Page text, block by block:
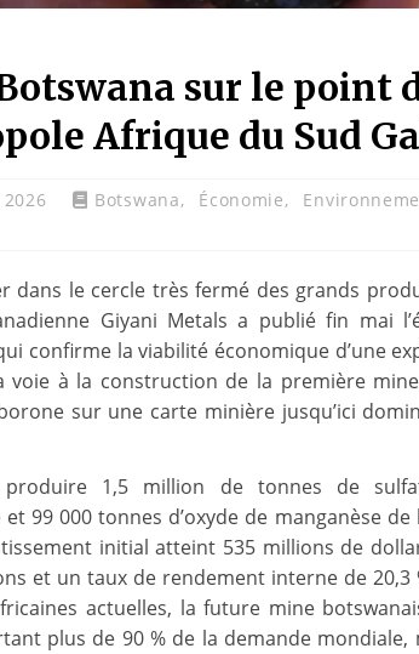
sur le point
Afrique du Sud
Botswana, Économie,
dans le cercle très fermé des grands
Giyani Metals a publié fin mai
confirme la viabilité économique d’une
voie à la construction de la première
sur une carte minière jusqu’ici
produire 1,5 million de tonnes de
99 000 tonnes d’oxyde de manganèse
initial atteint 535 millions de
et un taux de rendement interne de 20,3
actuelles, la future mine
plus de 90 % de la demande mondiale,